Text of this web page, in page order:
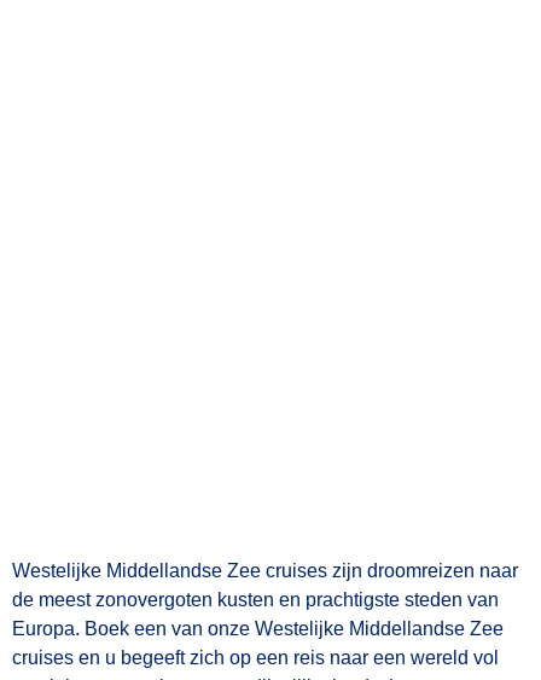
Westelijke Middellandse Zee cruises zijn droomreizen naar
de meest zonovergoten kusten en prachtigste steden van
Europa. Boek een van onze Westelijke Middellandse Zee
cruises en u begeeft zich op een reis naar een wereld vol